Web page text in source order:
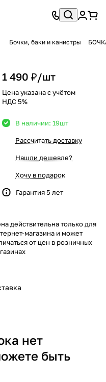
Бочки, баки и канистры
1 490 ₽/шт
Цена указана с учётом
НДС 5%
В наличии: 19шт
Рассчитать доставку
Нашли дешевле?
Хочу в подарок
Гарантия 5 лет
действительна только для
магазина и может
от цен в розничных
нет
быть